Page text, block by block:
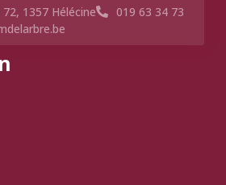
1357 Hélécine
019 63 34 73